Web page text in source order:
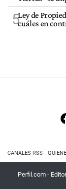
5Ley de
cuáles en
CANALES RSS
Perfil.com -